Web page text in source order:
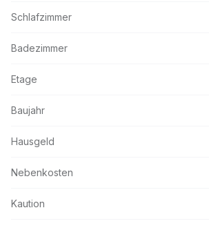
Schlafzimmer
Badezimmer
Etage
Baujahr
Hausgeld
Nebenkosten
Kaution